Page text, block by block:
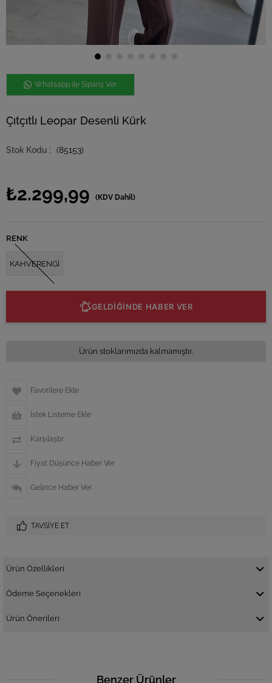
Whatsapp ile Sipariş Ver
Çıtçıtlı Leopar Desenli Kürk
(85153)
₺2.299,99 (KDV Dahil)
RENK
KAHVERENGİ
GELDİĞİNDE HABER VER
Ürün stoklarımızda kalmamıştır.
Favorilere Ekle
İstek Listeme Ekle
Karşılaştır
Fiyat Düşünce Haber Ver
Gelince Haber Ver
TAVSIYE ET
Ürün Özellikleri
Ödeme Seçenekleri
Ürün Önerileri
Benzer Ürünler